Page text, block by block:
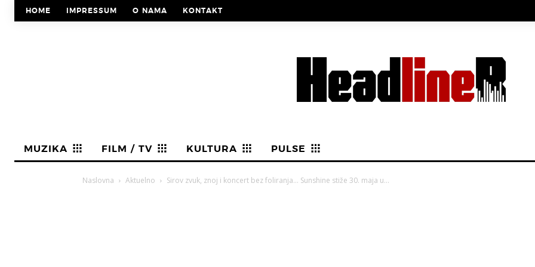
HOME IMPRESSUM O NAMA KONTAKT
MUZIKA FILM / TV KULTURA PULSE
Naslovna Aktuelno Sirov zvuk, znoj i koncert bez foliranja… Sunshine stiže 30. maja u...